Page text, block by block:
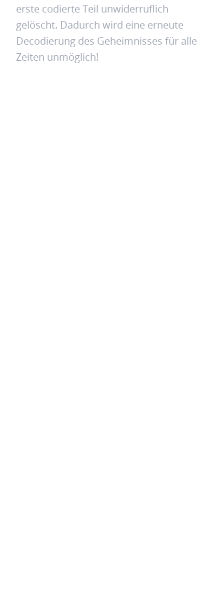
erste codierte Teil unwiderruflich
gelöscht. Dadurch wird eine erneute
Decodierung des Geheimnisses für alle
Zeiten unmöglich!